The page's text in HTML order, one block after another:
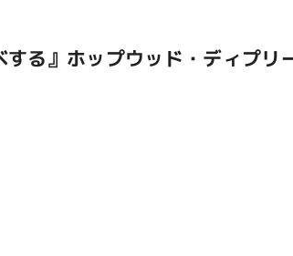
する』ホップウッド・ディプ